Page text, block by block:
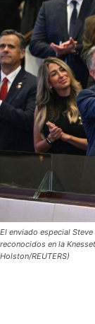
El enviado especial
reconocidos en la
Holston/REUTERS)